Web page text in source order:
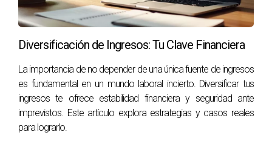
Diversificación de Ingresos: Tu Clave Financiera
La importancia de no depender de una única fuente de ingresos
es fundamental en un mundo laboral incierto. Diversificar tus
ingresos te ofrece estabilidad financiera y seguridad ante
imprevistos. Este artículo explora estrategias y casos reales
para lograrlo.